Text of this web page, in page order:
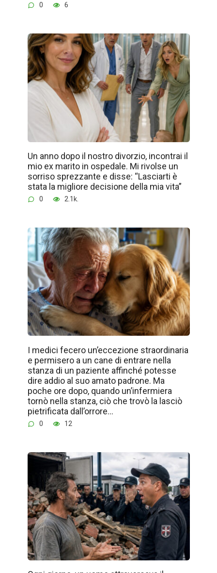
0 6
Un anno dopo il nostro divorzio, incontrai il
mio ex marito in ospedale. Mi rivolse un
sorriso sprezzante e disse: “Lasciarti è
stata la migliore decisione della mia vita”
0 2.1k.
I medici fecero un’eccezione straordinaria
e permisero a un cane di entrare nella
stanza di un paziente affinché potesse
dire addio al suo amato padrone. Ma
poche ore dopo, quando un’infermiera
tornò nella stanza, ciò che trovò la lasciò
pietrificata dall’orrore…
0 12